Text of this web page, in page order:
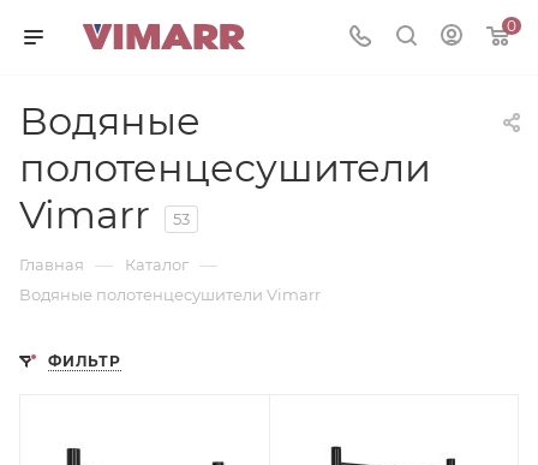
0
Водяные
полотенцесушители
Vimarr
53
Главная — Каталог —
Водяные полотенцесушители Vimarr
ФИЛЬТР